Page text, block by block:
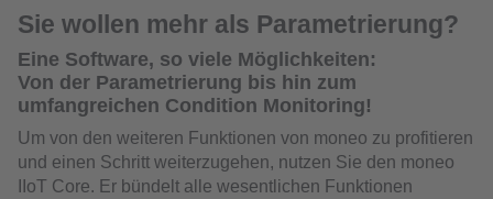
Sie wollen mehr als Parametrierung?
Eine Software, so viele Möglichkeiten:
Von der Parametrierung bis hin zum
umfangreichen Condition Monitoring!
Um von den weiteren Funktionen von moneo zu profitieren
und einen Schritt weiterzugehen, nutzen Sie den moneo
IIoT Core. Er bündelt alle wesentlichen Funktionen